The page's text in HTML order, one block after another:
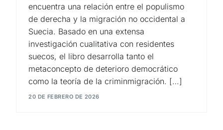
encuentra una relación entre el populismo
de derecha y la migración no occidental a
Suecia. Basado en una extensa
investigación cualitativa con residentes
suecos, el libro desarrolla tanto el
metaconcepto de deterioro democrático
como la teoría de la criminmigración. […]
20 DE FEBRERO DE 2026